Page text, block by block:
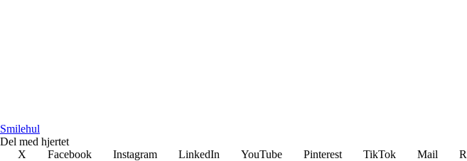
Smilehul
Del med hjertet
X
Facebook Instagram LinkedIn YouTube Pinterest TikTok Mail